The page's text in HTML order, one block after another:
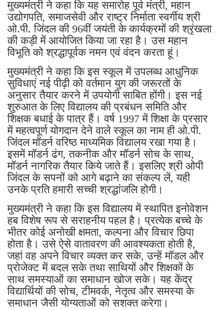
मुख्यमंत्री ने कहा कि यह समारोह पूर्व मंत्री, महान
उद्योगपति, समाजसेवी और राष्ट्र निर्माता स्वर्गीय श्री
ओ.पी. जिंदल की 96वीं जयंती के कार्यक्रमों की श्रृंखला
की कड़ी में आयोजित किया जा रहा है। उस महान
विभूति को श्रद्धापूर्वक नमन एवं वंदन करता हूं।
मुख्यमंत्री ने कहा कि इस स्कूल में उपलब्ध आधुनिक
सुविधाएं नई पीढ़ी को वर्तमान युग की जरूरतों के
अनुसार तैयार करने में उपयोगी साबित होंगी। इस नई
शुरुआत के लिए विद्यालय की प्रबंधन समिति और
शिक्षक बधाई के पात्र हैं। वर्ष 1997 में शिक्षा के प्रसार
में महत्वपूर्ण योगदान देने वाले स्कूल का नाम ही ओ.पी.
जिंदल मॉडर्न वरिष्ठ माध्यमिक विद्यालय रखा गया है।
इसमें मॉडर्न ढंग, तकनीक और मॉडर्न सोच के साथ,
मॉडर्न नागरिक तैयार किये जाते हैं। इसलिए श्री ओपी
जिंदल के सपनों को आगे बढ़ाने का संकल्प लें, यही
उनके प्रति हमारी सच्ची श्रद्धांजलि होगी।
मुख्यमंत्री ने कहा कि इस विद्यालय में स्थापित इनोवेशन
हब विशेष रूप से सराहनीय पहल है। प्रत्येक बच्चे के
भीतर कोई अनोखी क्षमता, कल्पना और विचार छिपा
होता है। उसे ऐसे वातावरण की आवश्यकता होती है,
जहां वह अपने विचार व्यक्त कर सके, उन्हें मॉडल और
प्रोजेक्ट में बदल सके तथा साथियों और शिक्षकों के
साथ समस्याओं का समाधान खोज सके। यह केंद्र
विद्यार्थियों की सोच, टीमवर्क, नेतृत्व और समस्या के
समाधान जैसी योग्यताओं को सशक्त करेगा।